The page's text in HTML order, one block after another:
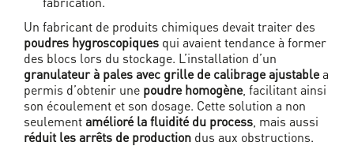
Un fabricant de produits chimiques devait traiter des
poudres hygroscopiques qui avaient tendance à former
des blocs lors du stockage. L’installation d’un
granulateur à pales avec grille de calibrage ajustablea
permis d’obtenir une poudre homogène, facilitant ainsi
son écoulement et son dosage. Cette solution a non
seulementamélioré la fluidité du process, mais aussi
réduit les arrêts de production dus aux obstructions.